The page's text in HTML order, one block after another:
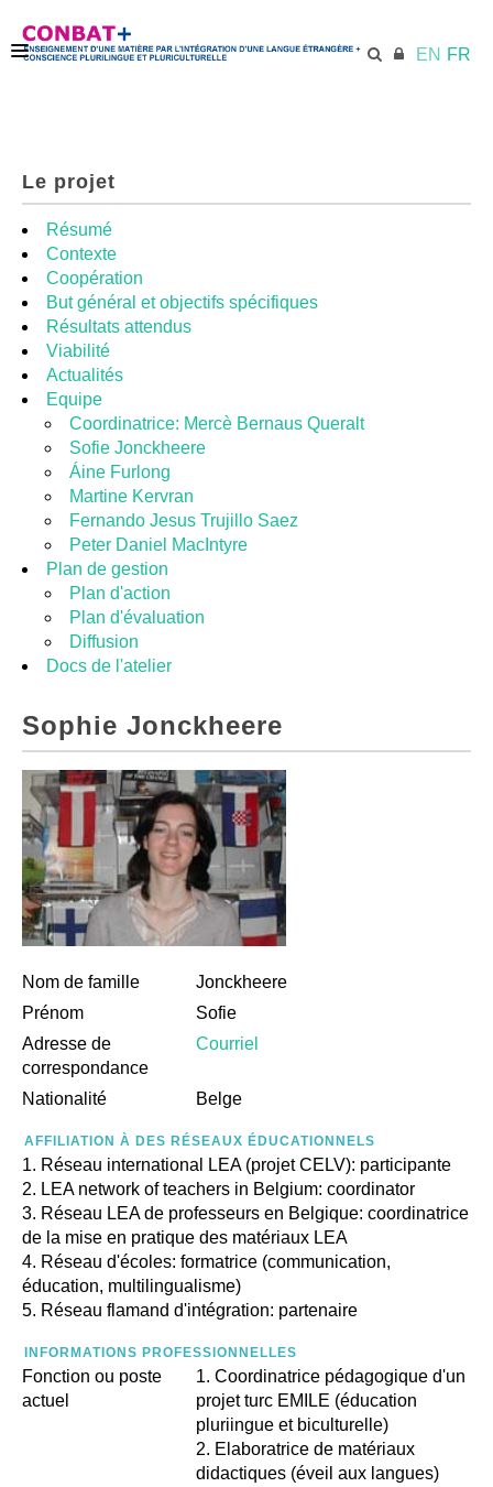
EN FR
KIT DE FORMATION
UNITÉS DIDACTIQUES
RESSOURCES
Le projet
Résumé
Contexte
Coopération
But général et objectifs spécifiques
Résultats attendus
Viabilité
Actualités
Equipe
Coordinatrice: Mercè Bernaus Queralt
Sofie Jonckheere
Áine Furlong
Martine Kervran
Fernando Jesus Trujillo Saez
Peter Daniel MacIntyre
Plan de gestion
Plan d'action
Plan d'évaluation
Diffusion
Docs de l'atelier
Sophie Jonckheere
Nom de famille
Jonckheere
Prénom
Sofie
Adresse de
correspondance
Сourriel
Nationalité Belge
AFFILIATION À DES RÉSEAUX ÉDUCATIONNELS
Réseau international LEA (projet CELV): participante
LEA network of teachers in Belgium: coordinator
Réseau LEA de professeurs en Belgique: coordinatrice
de la mise en pratique des matériaux LEA
Réseau d'écoles: formatrice (communication,
éducation, multilingualisme)
Réseau flamand d'intégration: partenaire
INFORMATIONS PROFESSIONNELLES
Fonction ou poste
actuel
Coordinatrice pédagogique d'un
projet turc EMILE (éducation
pluriingue et biculturelle)
Elaboratrice de matériaux
didactiques (éveil aux langues)